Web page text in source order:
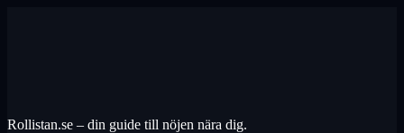
Rollistan.se – din guide till nöjen nära dig.